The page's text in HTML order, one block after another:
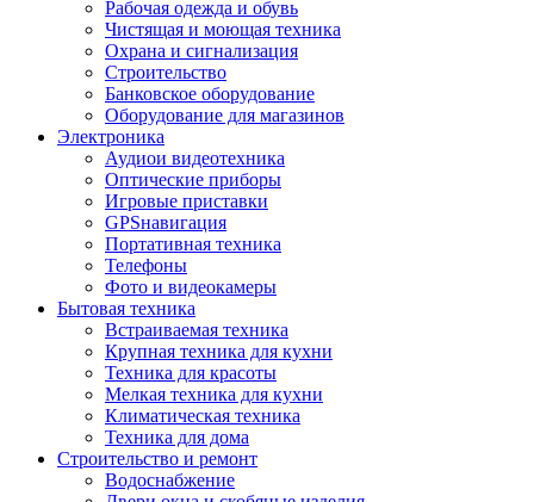
Рабочая одежда и обувь
Чистящая и моющая техника
Охрана и сигнализация
Строительство
Банковское оборудование
Оборудование для магазинов
Электроника
Аудиои видеотехника
Оптические приборы
Игровые приставки
GPSнавигация
Портативная техника
Телефоны
Фото и видеокамеры
Бытовая техника
Встраиваемая техника
Крупная техника для кухни
Техника для красоты
Мелкая техника для кухни
Климатическая техника
Техника для дома
Строительство и ремонт
Водоснабжение